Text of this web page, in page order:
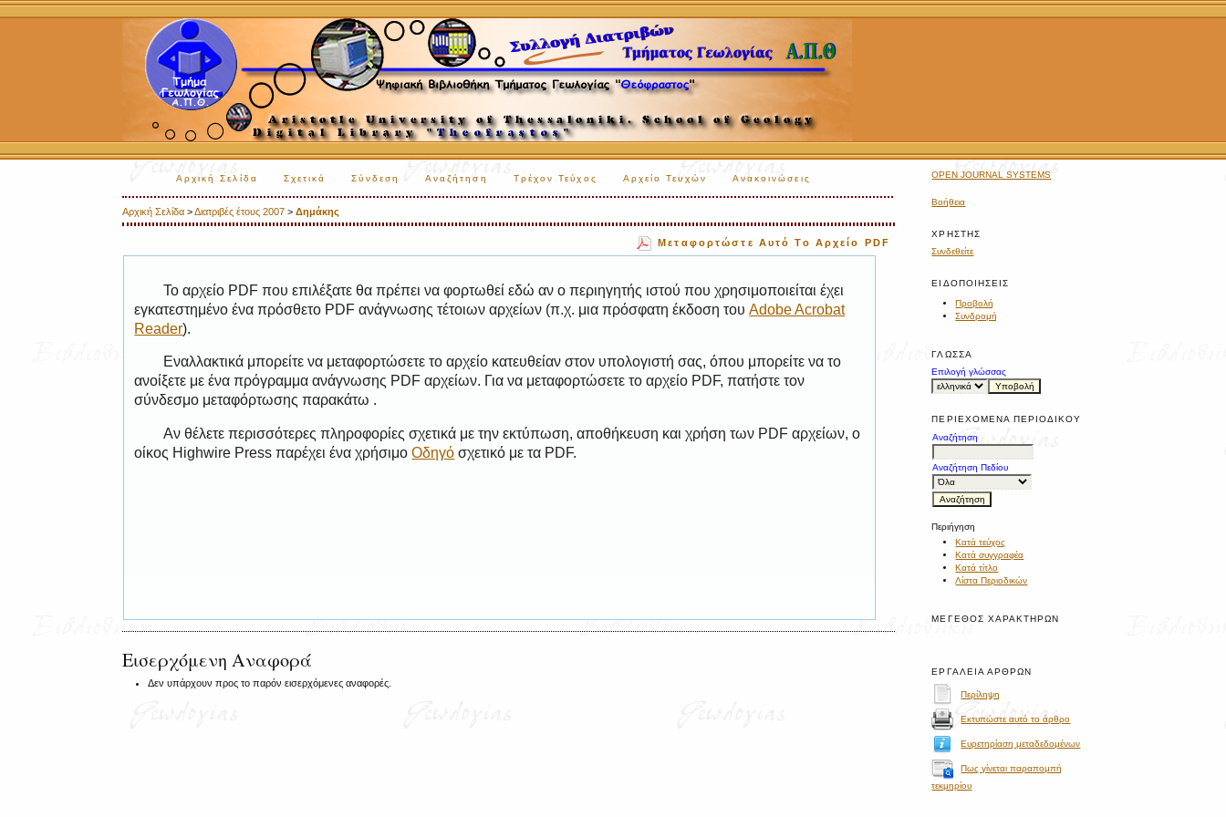
OPEN JOURNAL SYSTEMS
Βοήθεια
ΧΡΉΣΤΗΣ
Συνδεθείτε
ΕΙΔΟΠΟΙΉΣΕΙΣ
Προβολή
Συνδρομή
ΓΛΏΣΣΑ
Επιλογή γλώσσας
ΠΕΡΙΕΧΌΜΕΝΑ ΠΕΡΙΟΔΙΚΟΎ
Αναζήτηση
Αναζήτηση Πεδίου
Περιήγηση
Κατά τεύχος
Κατά συγγραφέα
Κατά τίτλο
Λίστα Περιοδικών
ΜΈΓΕΘΟΣ ΧΑΡΑΚΤΉΡΩΝ
ΕΡΓΑΛΕΊΑ ΆΡΘΡΩΝ
Περίληψη
Εκτυπώστε αυτό το άρθρο
Ευρετηρίαση μεταδεδομένων
Πως γίνεται παραπομπή
τεκμηρίου
Αρχική Σελίδα Σχετικά Σύνδεση Αναζήτηση Τρέχον Τεύχος Αρχείο Τευχών Ανακοινώσεις
Αρχική Σελίδα >Διατριβές έτους 2007 >Δημάκης
Μεταφορτώστε Αυτό Το Αρχείο PDF
Το αρχείο PDF που επιλέξατε θα πρέπει να φορτωθεί εδώ αν ο περιηγητής ιστού που χρησιμοποιείται έχει
εγκατεστημένο ένα πρόσθετο PDF ανάγνωσης τέτοιων αρχείων (π.χ. μια πρόσφατη έκδοση τουAdobe Acrobat
Reader).
Εναλλακτικά μπορείτε να μεταφορτώσετε το αρχείο κατευθείαν στον υπολογιστή σας, όπου μπορείτε να το
ανοίξετε με ένα πρόγραμμα ανάγνωσης PDF αρχείων. Για να μεταφορτώσετε το αρχείο PDF, πατήστε τον
σύνδεσμο μεταφόρτωσης παρακάτω .
Αν θέλετε περισσότερες πληροφορίες σχετικά με την εκτύπωση, αποθήκευση και χρήση των PDF αρχείων, ο
οίκος Highwire Press παρέχει ένα χρήσιμοΟδηγό σχετικό με τα PDF.
Εισερχόμενη Αναφορά
Δεν υπάρχουν προς το παρόν εισερχόμενες αναφορές.